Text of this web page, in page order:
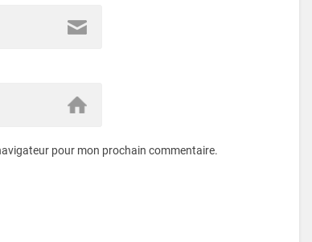
pour mon prochain commentaire.